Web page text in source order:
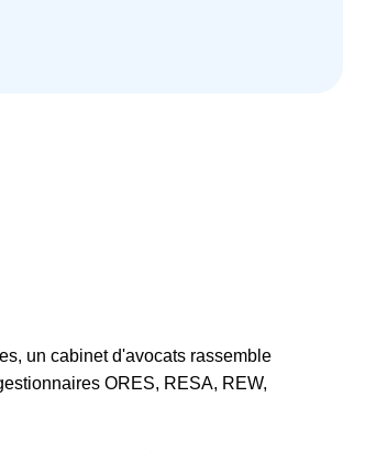
un cabinet d'avocats rassemble
ORES, RESA, REW,